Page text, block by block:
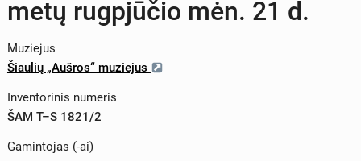
metų rugpjūčio mėn. 21 d.
Muziejus
Šiaulių „Aušros“ muziejus
Inventorinis numeris
ŠAM T–S 1821/2
Gamintojas (-ai)